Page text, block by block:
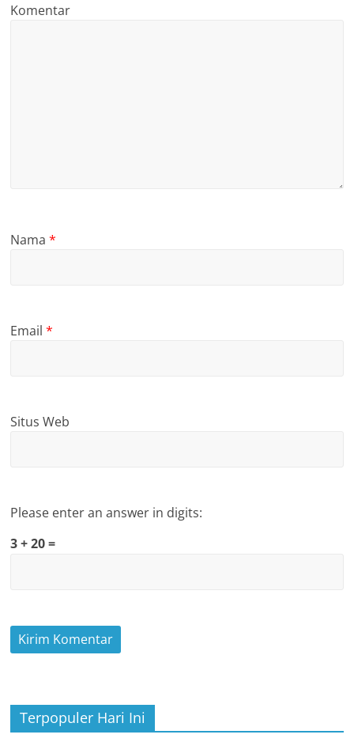
Komentar
Nama*
Email*
Situs Web
Please enter an answer in digits:
3 + 20 =
Terpopuler Hari Ini